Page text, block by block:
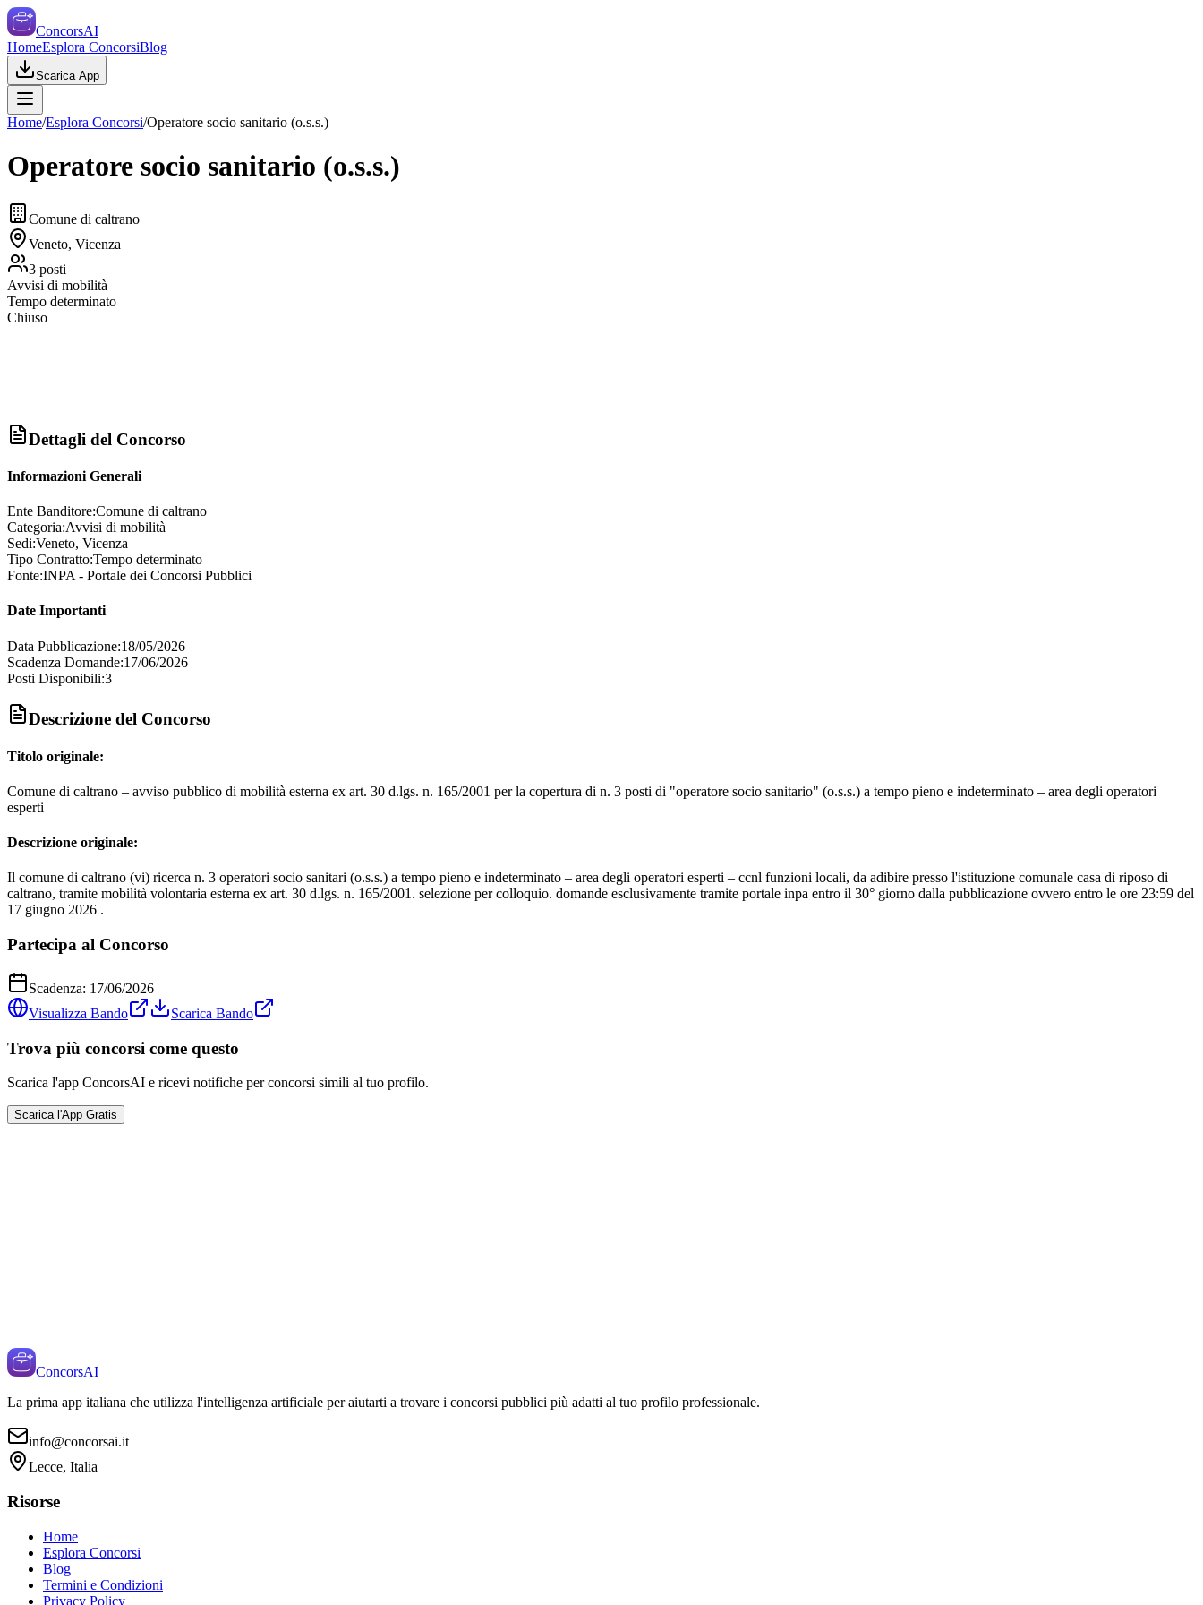
ConcorsAI
HomeEsplora ConcorsiBlog
Scarica App
Home/Esplora Concorsi/Operatore socio sanitario (o.s.s.)
Operatore socio sanitario (o.s.s.)
Comune di caltrano
Veneto, Vicenza
3 posti
Avvisi di mobilità
Tempo determinato
Chiuso
Dettagli del Concorso
Informazioni Generali
Ente Banditore:Comune di caltrano
Categoria:Avvisi di mobilità
Sedi:Veneto, Vicenza
Tipo Contratto:Tempo determinato
Fonte:INPA - Portale dei Concorsi Pubblici
Date Importanti
Data Pubblicazione:18/05/2026
Scadenza Domande:17/06/2026
Posti Disponibili:3
Descrizione del Concorso
Titolo originale:
Comune di caltrano – avviso pubblico di mobilità esterna ex art. 30 d.lgs. n. 165/2001 per la copertura di n. 3 posti di "operatore socio sanitario" (o.s.s.) a tempo pieno e indeterminato – area degli operatori
esperti
Descrizione originale:
Il comune di caltrano (vi) ricerca n. 3 operatori socio sanitari (o.s.s.) a tempo pieno e indeterminato – area degli operatori esperti – ccnl funzioni locali, da adibire presso l'istituzione comunale casa di riposo di
caltrano, tramite mobilità volontaria esterna ex art. 30 d.lgs. n. 165/2001. selezione per colloquio. domande esclusivamente tramite portale inpa entro il 30° giorno dalla pubblicazione ovvero entro le ore 23:59 del
17 giugno 2026 .
Partecipa al Concorso
Scadenza: 17/06/2026
Visualizza Bando
Scarica Bando
Trova più concorsi come questo
Scarica l'app ConcorsAI e ricevi notifiche per concorsi simili al tuo profilo.
Scarica l'App Gratis
ConcorsAI
La prima app italiana che utilizza l'intelligenza artificiale per aiutarti a trovare i concorsi pubblici più adatti al tuo profilo professionale.
info@concorsai.it
Lecce, Italia
Risorse
Home
Esplora Concorsi
Blog
Termini e Condizioni
Privacy Policy